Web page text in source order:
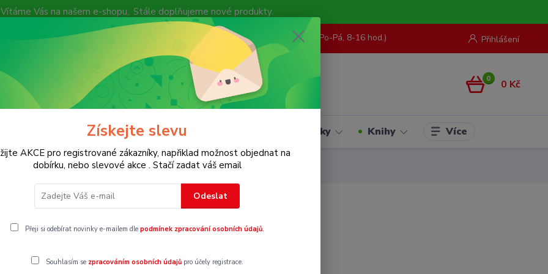
Vítáme Vás na našem e-shopu,. Stále doplňujeme nové produkty.
Přihlášení
Hledat
Nevíte si rady? Zavolejte. + 420 773 967 062 (Po-Pá, 8-16 hod.)
0 0 Kč
Dětské Dámské Hračky Knihy Více
nebylo nalezeno žádné zboží.
Získejte slevu
AKCE pro registrované zákazníky, napřiklad možnost objednat na
dobírku, nebo slevové akce . Stačí zadat váš email
Odeslat
Přeji si odebírat novinky e-mailem dle podmínek zpracování osobních údajů.
Souhlasím se zpracováním osobních údajůpro účely registrace.